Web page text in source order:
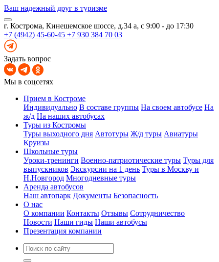
Ваш надежный друг в туризме
г. Кострома, Кинешемское шоссе, д.34 а, с 9:00 - до 17:30
+7 (4942) 45-60-45 +7 930 384 70 03
Задать вопрос
Мы в соцсетях
Прием в Костроме
Индивидуально В составе группы На своем автобусе На
ж/д На наших автобусах
Туры из Костромы
Туры выходного дня Автотуры Ж/д туры Авиатуры
Круизы
Школьные туры
Уроки-тренинги Военно-патриотические туры Туры для
выпускников Экскурсии на 1 день Туры в Москву и
Н.Новгород Многодневные туры
Аренда автобусов
Наш автопарк Документы Безопасность
О нас
О компании Контакты Отзывы Сотрудничество
Новости Наши гиды Наши автобусы
Презентация компании